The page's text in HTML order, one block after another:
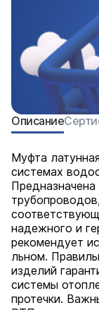
Описание
Муфта
системах
надежного и
рекомендует
льном.
изделий
системы
протечки.